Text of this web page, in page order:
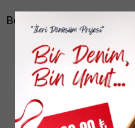
Benzer Ürünler